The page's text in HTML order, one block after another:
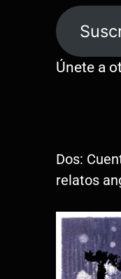
email
Únete a
Dos:
relatos